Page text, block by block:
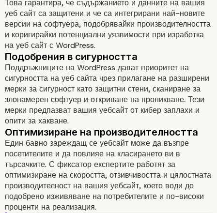
Персонализирана поддръжка
Ефективност на времето и
Това гарантира, че съдържанието и данните на вашия
уеб сайт са защитени и че са интегрирани най-новите
версии на софтуера, подобрявайки производителността
и коригирайки потенциални уязвимости при изработка
на уеб сайт с WordPress.
Поддръжниците на WordPress дават приоритет на
сигурността на уеб сайта чрез прилагане на разширени
мерки за сигурност като защитни стени, сканиране за
злонамерен софтуер и откриване на проникване. Тези
мерки предпазват вашия уебсайт от кибер заплахи и
опити за хакване.
Един бавно зареждащ се уебсайт може да възпре
посетителите и да повлияе на класирането ви в
търсачките. С фиксатор експертите работят за
оптимизиране на скоростта, отзивчивостта и цялостната
производителност на вашия уебсайт, което води до
подобрено изживяване на потребителите и по-високи
проценти на реализация.